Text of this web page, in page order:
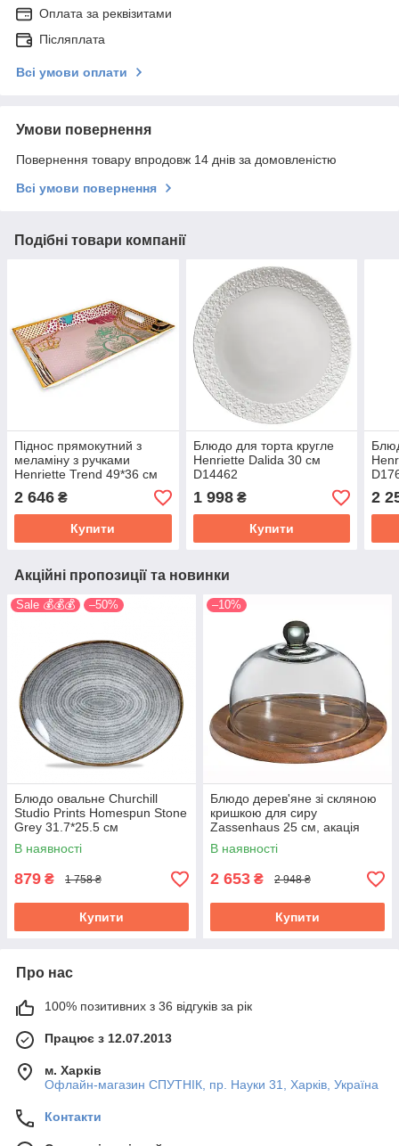
Оплата за реквізитами
Післяплата
Всі умови оплати
Умови повернення
Повернення товару впродовж 14 днів за домовленістю
Всі умови повернення
Подібні товари компанії
Піднос прямокутний з
меламіну з ручками
Henriette Trend 49*36 см
D17863
2 646 ₴
Купити
Блюдо для торта кругле
Henriette Dalida 30 см
D14462
1 998₴
Купити
2
Акційні пропозиції та новинки
Sale 💰💰💰 –50%
Блюдо овальне Churchill
Studio Prints Homespun Stone
Grey 31.7*25.5 см
SPSGOP121
В наявності
879 ₴ 1 758 ₴
Купити
–10%
Блюдо дерев'яне зі скляною
кришкою для сиру
Zassenhaus 25 см, акація
055863
В наявності
2 653 ₴ 2 948 ₴
Купити
Про нас
100% позитивних з 36 відгуків за рік
Працює з 12.07.2013
м. Харків
Офлайн-магазин СПУТНІК, пр. Науки 31, Харків, Україна
Контакти